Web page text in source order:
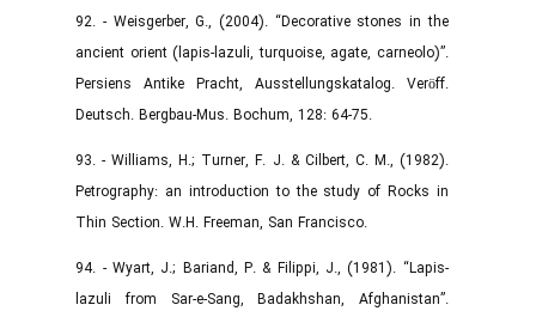
92. - Weisgerber, G., (2004). “Decorative stones in the
ancient orient (lapis-lazuli, turquoise, agate, carneolo)”.
Persiens Antike Pracht, Ausstellungskatalog. Veröff.
Deutsch. Bergbau-Mus. Bochum, 128: 64-75.
93. - Williams, H.; Turner, F. J. & Cilbert, C. M., (1982).
Petrography: an introduction to the study of Rocks in
Thin Section. W.H. Freeman, San Francisco.
94. - Wyart, J.; Bariand, P. & Filippi, J., (1981). “Lapis-
lazuli from Sar-e-Sang, Badakhshan, Afghanistan”.